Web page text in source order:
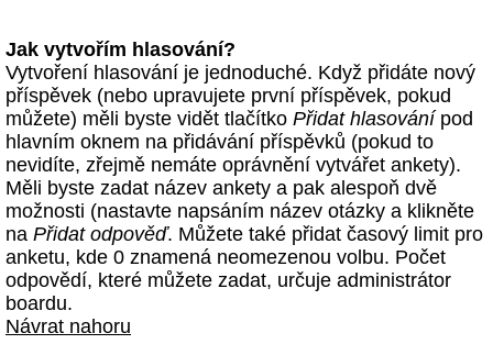
Jak vytvořím hlasování?
Vytvoření hlasování je jednoduché. Když přidáte nový
příspěvek (nebo upravujete první příspěvek, pokud
můžete) měli byste vidět tlačítko Přidat hlasovánípod
hlavním oknem na přidávání příspěvků (pokud to
nevidíte, zřejmě nemáte oprávnění vytvářet ankety).
Měli byste zadat název ankety a pak alespoň dvě
možnosti (nastavte napsáním název otázky a klikněte
na Přidat odpověď. Můžete také přidat časový limit pro
anketu, kde 0 znamená neomezenou volbu. Počet
odpovědí, které můžete zadat, určuje administrátor
boardu.
Návrat nahoru